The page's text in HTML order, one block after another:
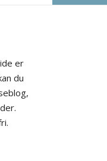
er
du